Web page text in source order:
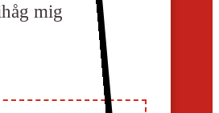
mig